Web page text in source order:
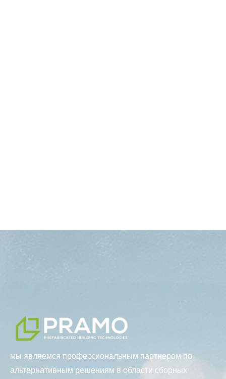
мы являемся профессиональным партнером по
альтернативным решениям в области сборных